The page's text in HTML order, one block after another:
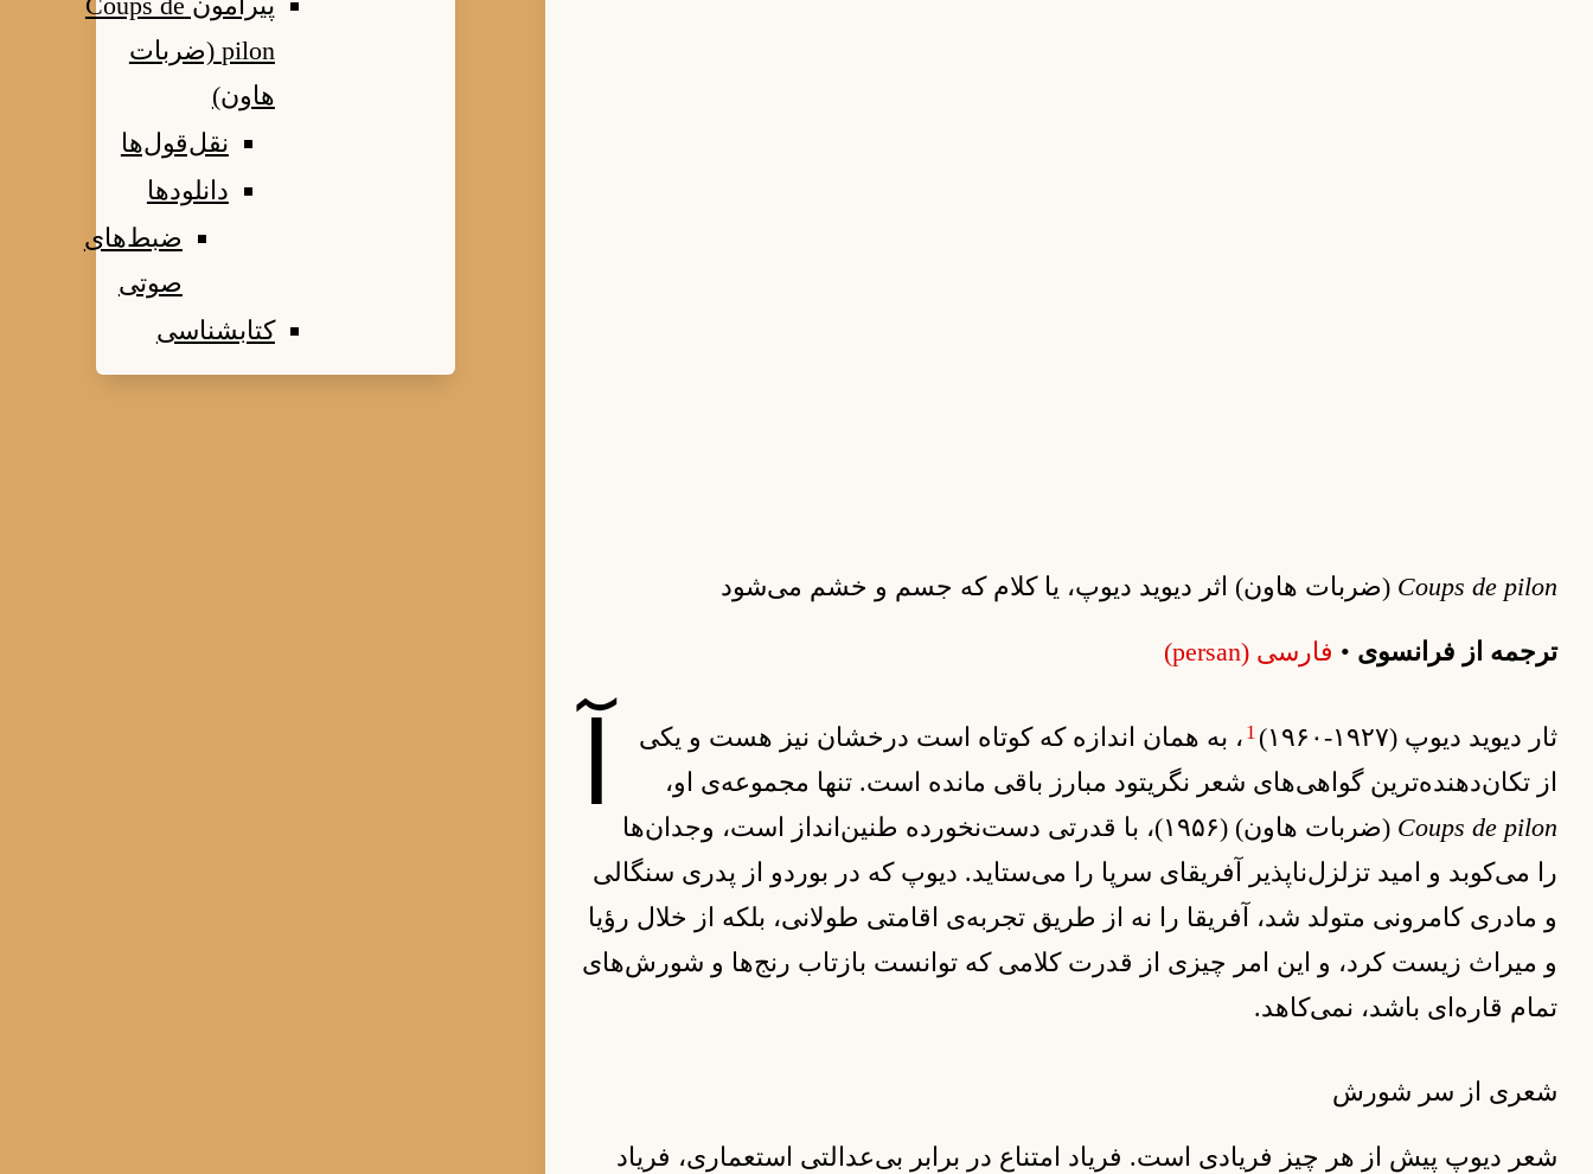
Coups de pilon (ضربات هاون) اثر دیوید دیوپ، یا کلام که جسم و خشم می‌شود
ترجمه از فرانسوی • فارسی (persan)
آ ثار دیوید دیوپ (۱۹۲۷-۱۹۶۰) 1 ، به همان اندازه که کوتاه است درخشان نیز هست و یکی
از تکان‌دهنده‌ترین گواهی‌های شعر نگریتود مبارز باقی مانده است. تنها مجموعه‌ی او،
Coups de pilon
(ضربات هاون) (۱۹۵۶)، با قدرتی دست‌نخورده طنین‌انداز است، وجدان‌ها
را می‌کوبد و امید تزلزل‌ناپذیر آفریقای سرپا را می‌ستاید. دیوپ که در بوردو از پدری سنگالی
و مادری کامرونی متولد شد، آفریقا را نه از طریق تجربه‌ی اقامتی طولانی، بلکه از خلال رؤیا
و میراث زیست کرد، و این امر چیزی از قدرت کلامی که توانست بازتاب رنج‌ها و شورش‌های
تمام قاره‌ای باشد، نمی‌کاهد.
شعری از سر شورش
شعر دیوپ پیش از هر چیز فریادی است. فریاد امتناع در برابر بی‌عدالتی استعماری، فریاد
pilon (ضربات
هاون)
نقل‌قول‌ها
دانلودها
ضبط‌های
صوتی
کتابشناسی